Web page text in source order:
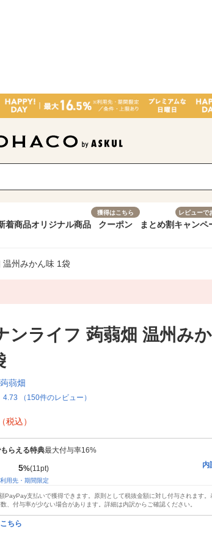
着商品オリジナル商品
獲得はこちら
クーポン まとめ割
レビューで
キャンペ
温州みかん味 1袋
ンライフ 蒟蒻畑 温州み
蒟蒻畑
4.73 （150件のレビュー）
（税込）
らえる特典最大付与率16%
5%(11pt)
利用先・期間限定
内
PayPay支払いで獲得できます。原則として税抜金額に対し付与されます。
、付与率が少ない場合があります。詳細は内訳からご確認ください。
ちら